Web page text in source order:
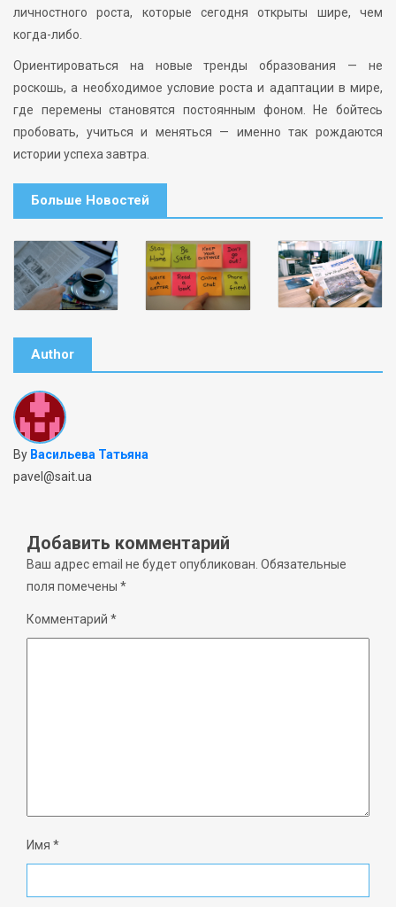
личностного роста, которые сегодня открыты шире, чем
когда-либо.
Ориентироваться на новые тренды образования — не
роскошь, а необходимое условие роста и адаптации в мире,
где перемены становятся постоянным фоном. Не бойтесь
пробовать, учиться и меняться — именно так рождаются
истории успеха завтра.
Больше Новостей
Author
By Васильева Татьяна
pavel@sait.ua
Добавить комментарий
Ваш адрес email не будет опубликован. Обязательные
поля помечены *
Комментарий *
Имя *